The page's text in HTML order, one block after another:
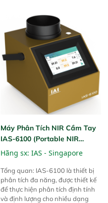
trực tiếp ngoài đồng ruộng.
Máy Phân Tích NIR Cầm Tay
IAS-6100 (Portable NIR
Analyzer)
Hãng sx: IAS - Singapore
Tổng quan: IAS-6100 là thiết bị
phân tích đa năng, được thiết kế
để thực hiện phân tích định tính
và định lượng cho nhiều dạng